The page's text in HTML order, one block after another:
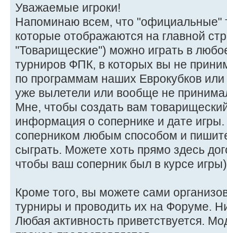
Уважаемые игроки!
Напоминаю всем, что "официальные"
которые отображаются на главной
"Товарищеские") можно играть в
турниров ФПК, в которых вы не
по программам наших Еврокубков
уже вылетели или вообще не
Мне, чтобы создать вам
информация о сопернике и дате игры.
соперником любым способом и
сыграть. Можете хоть прямо здесь
чтобы ваш соперник был в курсе
Кроме того, вы можете сами
турниры и проводить их на Форуме.
Любая активность приветствуется.